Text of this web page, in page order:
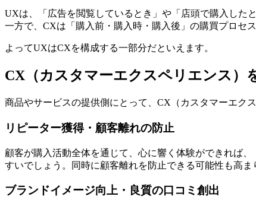
UXは、「広告を閲覧しているとき」や「店頭で購入した
一方で、CXは「購入前・購入時・購入後」の購買プロセ
よってUXはCXを構成する一部分だといえます。
CX（カスタマーエクスペリエンス）
商品やサービスの提供側にとって、CX（カスタマーエク
リピーター獲得・顧客離れの防止
顧客が購入活動全体を通じて、心に響く体験ができれば
すいでしょう。同時に顧客離れを防止できる可能性も高ま
ブランドイメージ向上・良質の口コミ創出